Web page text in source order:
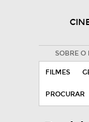
SOBRE O
FILMES
PROCURAR